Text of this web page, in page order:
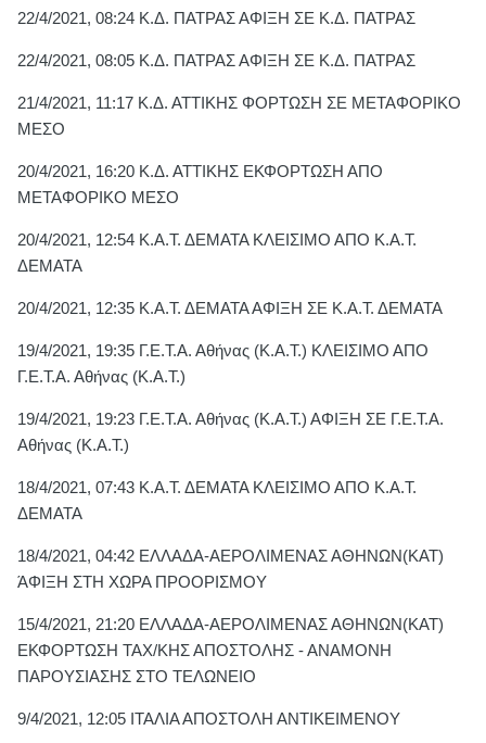
22/4/2021, 08:24 Κ.Δ. ΠΑΤΡΑΣ ΑΦΙΞΗ ΣΕ Κ.Δ. ΠΑΤΡΑΣ
22/4/2021, 08:05 Κ.Δ. ΠΑΤΡΑΣ ΑΦΙΞΗ ΣΕ Κ.Δ. ΠΑΤΡΑΣ
21/4/2021, 11:17 Κ.Δ. ΑΤΤΙΚΗΣ ΦΟΡΤΩΣΗ ΣΕ ΜΕΤΑΦΟΡΙΚΟ
ΜΕΣΟ
20/4/2021, 16:20 Κ.Δ. ΑΤΤΙΚΗΣ ΕΚΦΟΡΤΩΣΗ ΑΠΟ
ΜΕΤΑΦΟΡΙΚΟ ΜΕΣΟ
20/4/2021, 12:54 Κ.Α.Τ. ΔΕΜΑΤΑ ΚΛΕΙΣΙΜΟ ΑΠΟ Κ.Α.Τ.
ΔΕΜΑΤΑ
20/4/2021, 12:35 Κ.Α.Τ. ΔΕΜΑΤΑ ΑΦΙΞΗ ΣΕ Κ.Α.Τ. ΔΕΜΑΤΑ
19/4/2021, 19:35 Γ.Ε.Τ.Α. Αθήνας (Κ.Α.Τ.) ΚΛΕΙΣΙΜΟ ΑΠΟ
Γ.Ε.Τ.Α. Αθήνας (Κ.Α.Τ.)
19/4/2021, 19:23 Γ.Ε.Τ.Α. Αθήνας (Κ.Α.Τ.) ΑΦΙΞΗ ΣΕ Γ.Ε.Τ.Α.
Αθήνας (Κ.Α.Τ.)
18/4/2021, 07:43 Κ.Α.Τ. ΔΕΜΑΤΑ ΚΛΕΙΣΙΜΟ ΑΠΟ Κ.Α.Τ.
ΔΕΜΑΤΑ
18/4/2021, 04:42 ΕΛΛΑΔΑ-ΑΕΡΟΛΙΜΕΝΑΣ ΑΘΗΝΩΝ(ΚΑΤ)
ΆΦΙΞΗ ΣΤΗ ΧΩΡΑ ΠΡΟΟΡΙΣΜΟΥ
15/4/2021, 21:20 ΕΛΛΑΔΑ-ΑΕΡΟΛΙΜΕΝΑΣ ΑΘΗΝΩΝ(ΚΑΤ)
ΕΚΦΟΡΤΩΣΗ ΤΑΧ/ΚΗΣ ΑΠΟΣΤΟΛΗΣ - ΑΝΑΜΟΝΗ
ΠΑΡΟΥΣΙΑΣΗΣ ΣΤΟ ΤΕΛΩΝΕΙΟ
9/4/2021, 12:05 ΙΤΑΛΙΑ ΑΠΟΣΤΟΛΗ ΑΝΤΙΚΕΙΜΕΝΟΥ